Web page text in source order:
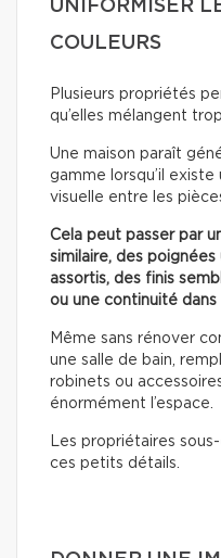
UNIFORMISER
COULEURS
Plusieurs propriétés
qu’elles mélangent
Une maison paraît
gamme lorsqu’il
visuelle entre les
Cela peut passer par
similaire, des
assortis, des finis
ou une continuité dans
Même sans rénover
une salle de bain,
robinets ou
énormément l’espace.
Les propriétaires
ces petits détails.